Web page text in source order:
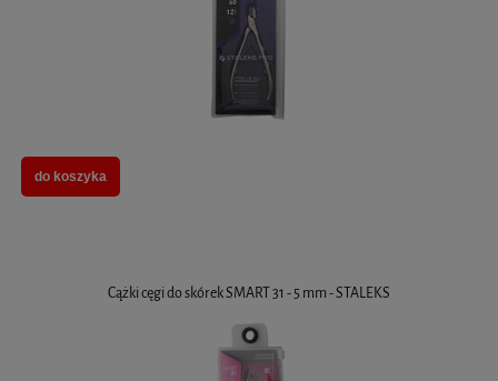
do koszyka
Cążki cęgi do skórek SMART 31 - 5 mm - STALEKS